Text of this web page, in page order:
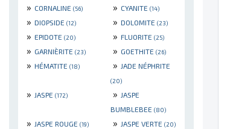
» CORNALINE (56) » CYANITE (14)
» DIOPSIDE (12) » DOLOMITE (23)
» EPIDOTE (20) » FLUORITE (25)
» GARNIÈRITE (23) » GOETHITE (26)
» HÉMATITE (18) » JADE NÉPHRITE
(20)
» JASPE (172) » JASPE
BUMBLEBEE (80)
» JASPE ROUGE (19) » JASPE VERTE (20)